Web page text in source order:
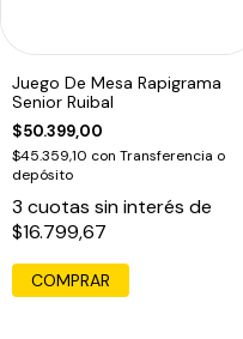
Juego De Mesa Rapigrama
Senior Ruibal
$50.399,00
$45.359,10 con Transferencia o
depósito
3 cuotas sin interés de
$16.799,67